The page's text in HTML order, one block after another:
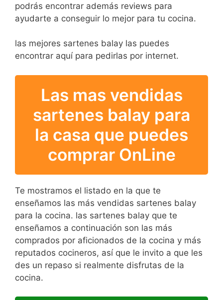
podrás encontrar además reviews para
ayudarte a conseguir lo mejor para tu cocina.
las mejores sartenes balay las puedes
encontrar aquí para pedirlas por internet.
Las mas vendidas
sartenes balay para
la casa que puedes
comprar OnLine
Te mostramos el listado en la que te
enseñamos las más vendidas sartenes balay
para la cocina. las sartenes balay que te
enseñamos a continuación son las más
comprados por aficionados de la cocina y más
reputados cocineros, así que le invito a que les
des un repaso si realmente disfrutas de la
cocina.